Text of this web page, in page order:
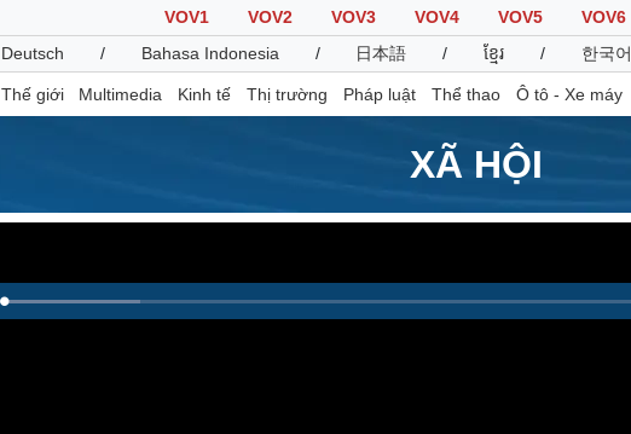
VOV1 VOV2 VOV3 VOV4 VOV5 VOV6
Deutsch / Bahasa Indonesia / 日本語 / ខ្មែរ / 한국어
Thế giới Multimedia Kinh tế Thị trường Pháp luật Thể thao Ô tô - Xe máy
XÃ HỘI
Tin 24h
Dự báo thời tiết
Quan sát
Cuộc sống đó đây
Video
Ảnh
Loaded:
15.88%